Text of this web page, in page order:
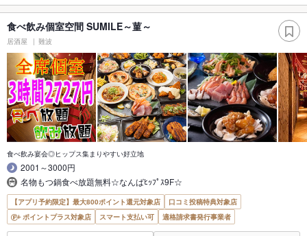
食べ飲み個室空間 SUMILE～菫～
居酒屋 難波
食べ飲み宴会◎ヒップス集まりやすい好立地
2001～3000円
名物もつ鍋食べ放題無料☆なんばﾋｯﾌﾟｽ9F☆
【アプリ予約限定】最大800ポイント還元対象店
口コミ投稿特典対象店
ポイントプラス対象店
スマート支払い可 適格請求書発行事業者